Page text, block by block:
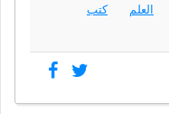
العلم
كتب